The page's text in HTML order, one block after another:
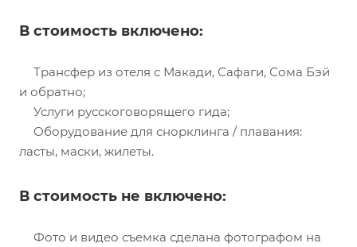
В стоимость включено:
Трансфер из отеля с Макади, Сафаги, Сома Бэй
и обратно;
Услуги русскоговорящего гида;
Оборудование для снорклинга / плавания:
ласты, маски, жилеты.
В стоимость не включено:
Фото и видео съемка сделана фотографом на